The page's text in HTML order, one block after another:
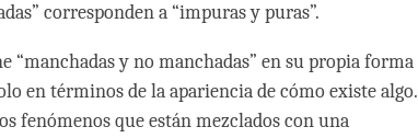
corresponden a “impuras y puras”.
“manchadas y no manchadas” en su propia forma
en términos de la apariencia de cómo existe algo.
fenómenos que están mezclados con una